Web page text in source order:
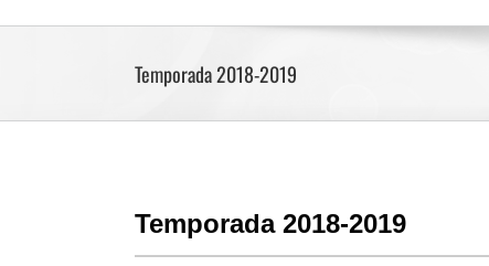
Temporada 2018-2019
Temporada 2018-2019